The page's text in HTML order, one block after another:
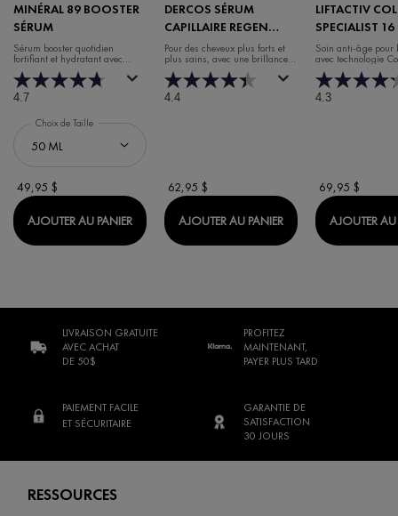
MINÉRAL 89 BOOSTER
SÉRUM
Sérum booster quotidien
fortifiant et hydratant avec
acide hyaluronique
4.7
Choix de Taille
49,95 $
AJOUTER AU PANIER MINÉRAL 89 BOOSTER SÉRUM
DERCOS SÉRUM
CAPILLAIRE REGEN
BOOSTER
Pour des cheveux plus forts et
plus sains, avec une brillance et
un volume accrus.
4.4
62,95 $
AJOUTER AU PANIER DERCOS SÉRUM
LIFTACTIV
SPECIALIST 16
DE JOUR
Soin anti-âge pour
avec technologie
4.3
69,95 $
AJOUTER AU
LIVRAISON GRATUITE
AVEC ACHAT
DE 50$
PROFITEZ
MAINTENANT,
PAYER PLUS TARD
PAIEMENT FACILE
ET SÉCURITAIRE
GARANTIE DE
SATISFACTION
30 JOURS
RESSOURCES